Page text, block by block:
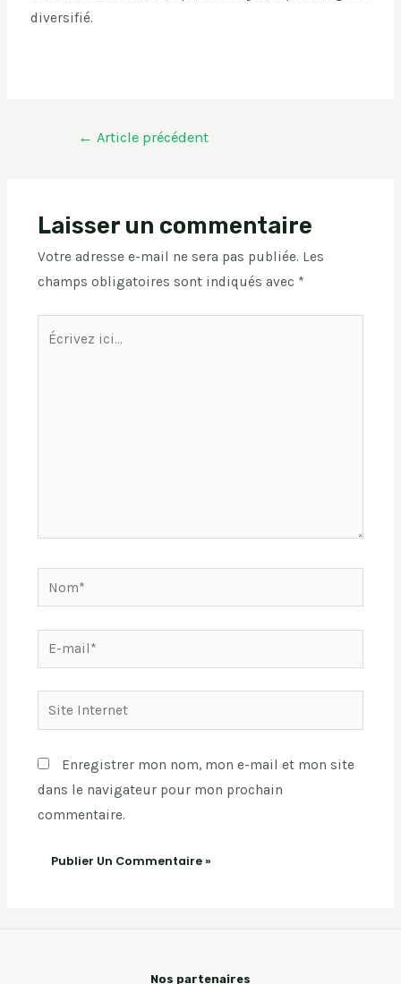
diversifié.
← Article précédent
Laisser un commentaire
Votre adresse e-mail ne sera pas publiée. Les
champs obligatoires sont indiqués avec *
Enregistrer mon nom, mon e-mail et mon site
dans le navigateur pour mon prochain
commentaire.
Nos partenaires